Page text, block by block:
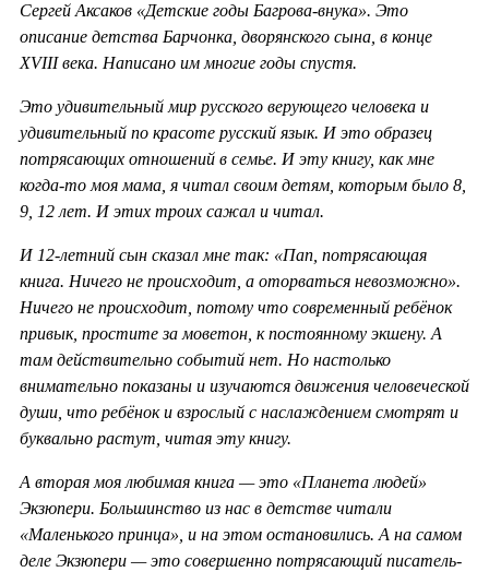
Сергей Аксаков «Детские годы Багрова-внука». Это
описание детства Барчонка, дворянского сына, в конце
XVIII века. Написано им многие годы спустя.
Это удивительный мир русского верующего человека и
удивительный по красоте русский язык. И это образец
потрясающих отношений в семье. И эту книгу, как мне
когда-то моя мама, я читал своим детям, которым было 8,
9, 12 лет. И этих троих сажал и читал.
И 12-летний сын сказал мне так: «Пап, потрясающая
книга. Ничего не происходит, а оторваться невозможно».
Ничего не происходит, потому что современный ребёнок
привык, простите за моветон, к постоянному экшену. А
там действительно событий нет. Но настолько
внимательно показаны и изучаются движения человеческой
души, что ребёнок и взрослый с наслаждением смотрят и
буквально растут, читая эту книгу.
А вторая моя любимая книга — это «Планета людей»
Экзюпери. Большинство из нас в детстве читали
«Маленького принца», и на этом остановились. А на самом
деле Экзюпери — это совершенно потрясающий писатель-